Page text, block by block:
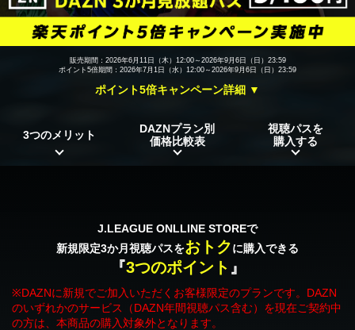
販売期間：2026年6月11日（木）12:00～2026年9月6日（日）23:59
ポイント5倍期間：2026年7月1日（水）12:00～2026年9月6日（日）23:59
ポイント5倍キャンペーン詳細 ▼
3つのメリット
DAZNプラン別
価格比較表
視聴パスを
購入する
J.LEAGUE ONLLINE STOREで
新規限定3か月視聴パスをおトクに購入できる
『3つのポイント 』
※DAZNに新規でご加入いただくお客様限定のプランです。DAZN
のいずれかのサービス（DAZN年間視聴パス含む）を現在ご契約中
の方は、本商品の購入対象外となります。